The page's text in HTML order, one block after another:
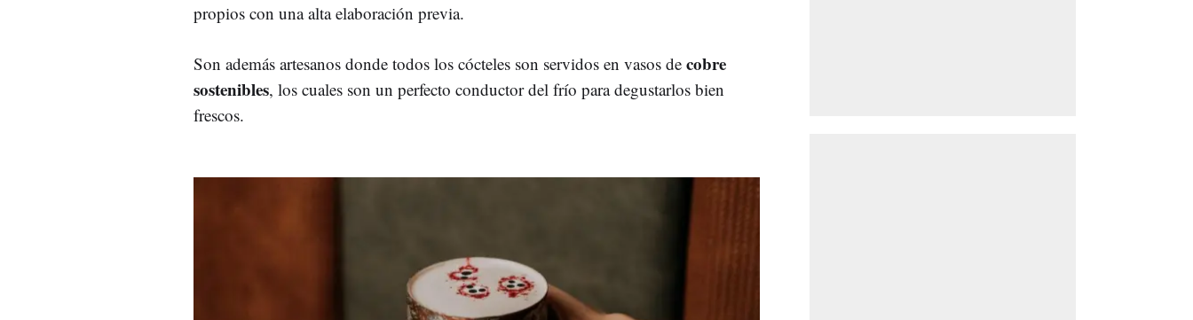
propios con una alta elaboración previa.
Son además artesanos donde todos los cócteles son servidos en vasos de cobre
sostenibles, los cuales son un perfecto conductor del frío para degustarlos bien
frescos.